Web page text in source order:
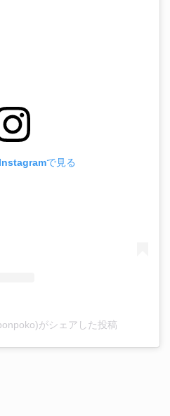
で見る
がシェアした投稿